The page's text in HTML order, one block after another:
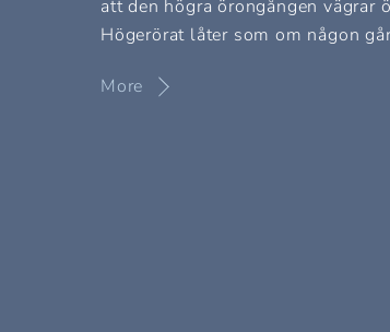
att den högra örongången
Högerörat låter som om någon
More